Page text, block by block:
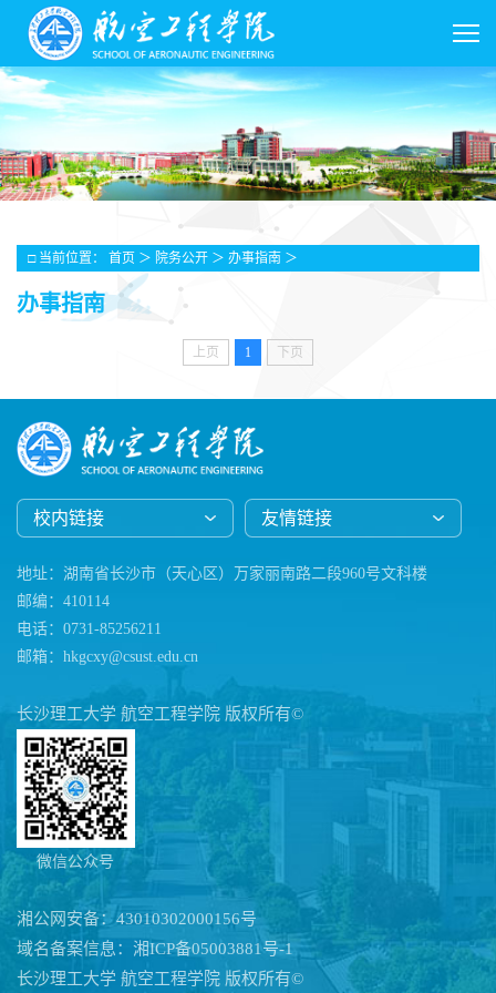
□ 当前位置： 首页 ＞ 院务公开 ＞ 办事指南 ＞
办事指南
上页 1 下页
校内链接 友情链接
地址：湖南省长沙市（天心区）万家丽南路二段960号文科楼
邮编：410114
电话：0731-85256211
邮箱：hkgcxy@csust.edu.cn
长沙理工大学 航空工程学院 版权所有©
微信公众号
湘公网安备：43010302000156号
域名备案信息：湘ICP备05003881号-1
长沙理工大学 航空工程学院 版权所有©